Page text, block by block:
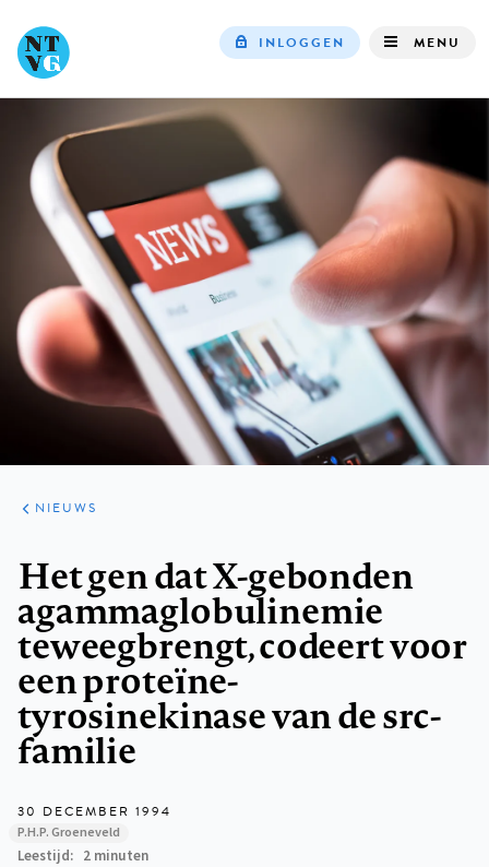
INLOGGEN MENU
ARTIKELEN
HET
KORT
NIEUWS
Het gen dat X-gebonden
agammaglobulinemie
teweegbrengt, codeert voor
een proteïne-
tyrosinekinase van de src-
familie
30 DECEMBER 1994
P.H.P. Groeneveld
Leestijd 2 minuten